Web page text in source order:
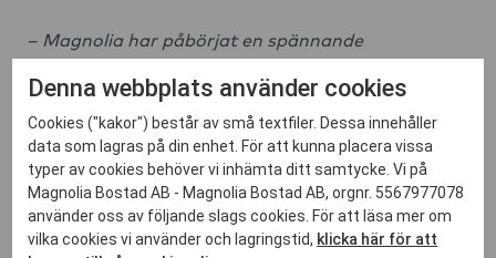
– Magnolia har påbörjat en spännande
bolaget in i nästa kapitel. Jag ser fram emot att
stärka Magnolia som en av Sveriges ledande
bostadsutvecklare och, tillsammans med teamet,
vidareutveckla affären genom innovation och
kundfokus för att accelerera hållbar tillväxt, säger
Mats Brandt, vd för Magnolia Bostad.
Denna webbplats använder cookies
Cookies ("kakor") består av små textfiler. Dessa innehåller
data som lagras på din enhet. För att kunna placera vissa
typer av cookies behöver vi inhämta ditt samtycke. Vi på
Magnolia Bostad AB - Magnolia Bostad AB, orgnr. 5567977078
använder oss av följande slags cookies. För att läsa mer om
vilka cookies vi använder och lagringstid, klicka här för att